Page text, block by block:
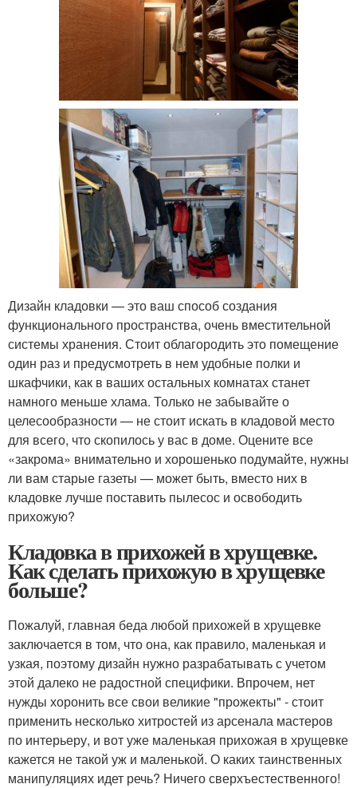
Дизайн кладовки — это ваш способ создания
функционального пространства, очень вместительной
системы хранения. Стоит облагородить это помещение
один раз и предусмотреть в нем удобные полки и
шкафчики, как в ваших остальных комнатах станет
намного меньше хлама. Только не забывайте о
целесообразности — не стоит искать в кладовой место
для всего, что скопилось у вас в доме. Оцените все
«закрома» внимательно и хорошенько подумайте, нужны
ли вам старые газеты — может быть, вместо них в
кладовке лучше поставить пылесос и освободить
прихожую?
Кладовка в прихожей в хрущевке.
Как сделать прихожую в хрущевке
больше?
Пожалуй, главная беда любой прихожей в хрущевке
заключается в том, что она, как правило, маленькая и
узкая, поэтому дизайн нужно разрабатывать с учетом
этой далеко не радостной специфики. Впрочем, нет
нужды хоронить все свои великие "прожекты" - стоит
применить несколько хитростей из арсенала мастеров
по интерьеру, и вот уже маленькая прихожая в хрущевке
кажется не такой уж и маленькой. О каких таинственных
манипуляциях идет речь? Ничего сверхъестественного!